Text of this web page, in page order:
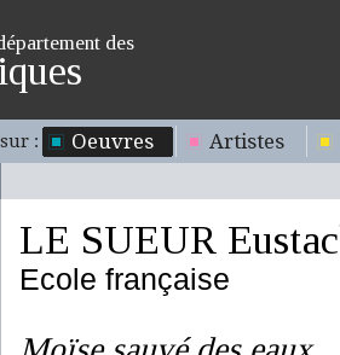
des
: Oeuvres Artistes
LE SUEUR
Ecole française